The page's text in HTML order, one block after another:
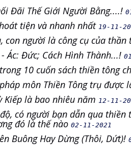
Đãi Thế Giới Người Bằng....!
tiện và nhanh nhất 19-11-
con người là công cụ của thần
Ác: Đức; Cách Hình Thành...!
10 cuốn sách thiền tông
môn Thiền Tông trụ được
Kiếp là bao nhiêu năm 12-11-
có người bạn dẫn qua
đó là thế nào 02-11-2021
Buông Hay Dừng (Thôi, Dứt)!